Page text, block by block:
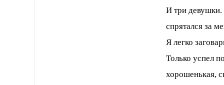
И три девушки.
спрятался за
Я легко
Только успел
хорошенькая,